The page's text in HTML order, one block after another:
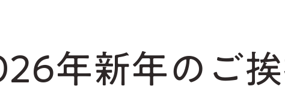
年新年のご